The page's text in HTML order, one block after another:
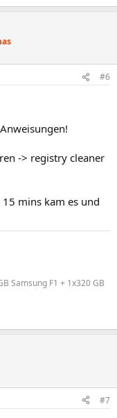
#6
-> registry cleaner
mins kam es und
Samsung F1 + 1x320 GB
#7